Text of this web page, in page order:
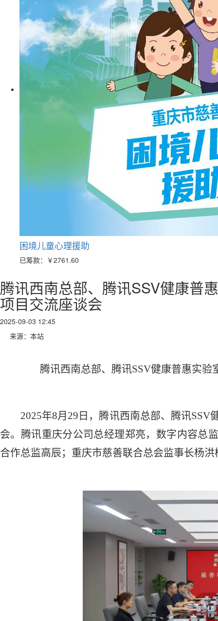
困境儿童心理援助
已筹款： ￥2761.60
腾讯西南总部、腾讯SSV健康普
项目交流座谈会
2025-09-03 12:45
来源：本站
腾讯西南总部、 腾讯SSV健康普惠实验
2025年8月29日，腾讯西南总部、腾讯
会。腾讯重庆分公司总经理郑亮，数字内容总
合作总监高辰；重庆市慈善联合总会监事长杨